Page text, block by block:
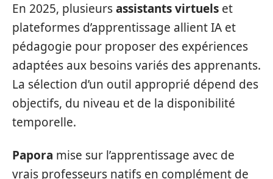
En 2025, plusieursassistants virtuels et
plateformes d’apprentissage allient IA et
pédagogie pour proposer des expériences
adaptées aux besoins variés des apprenants.
La sélection d’un outil approprié dépend des
objectifs, du niveau et de la disponibilité
temporelle.
Papora mise sur l’apprentissage avec de
vrais professeurs natifs en complément de